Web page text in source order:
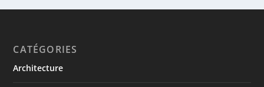
CATÉGORIES
Architecture